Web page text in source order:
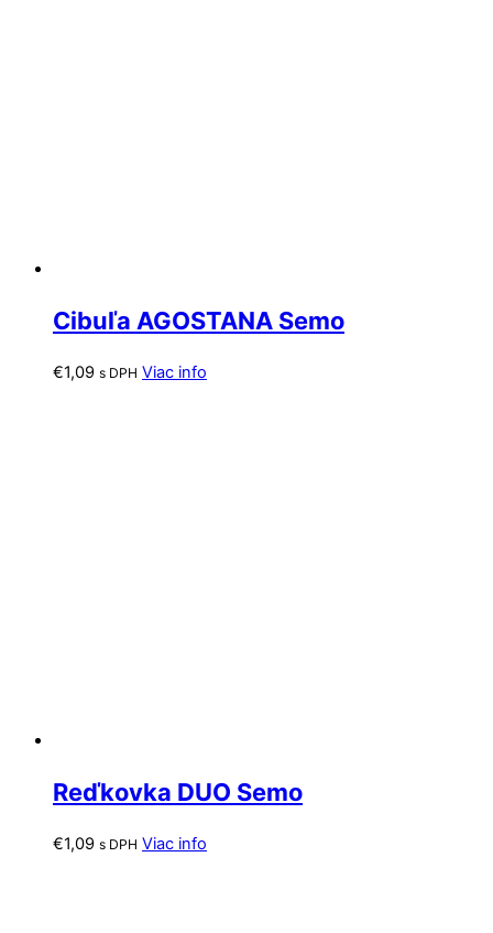
Cibuľa AGOSTANA Semo
€1,09 s DPH Viac info
Reďkovka DUO Semo
€1,09 s DPH Viac info